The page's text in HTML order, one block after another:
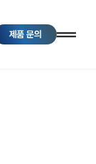
제품 문의